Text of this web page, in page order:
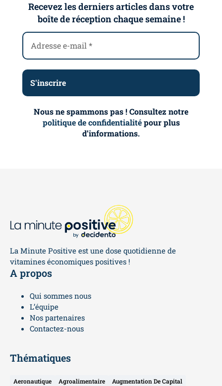
Recevez les derniers articles dans votre
boîte de réception chaque semaine !
Nous ne spammons pas ! Consultez notre
politique de confidentialitépour plus
d’informations.
La Minute Positive est une dose quotidienne de
vitamines économiques positives !
A propos
Qui sommes nous
L’équipe
Nos partenaires
Contactez-nous
Thématiques
Aeronautique Agroalimentaire
Augmentation De Capital